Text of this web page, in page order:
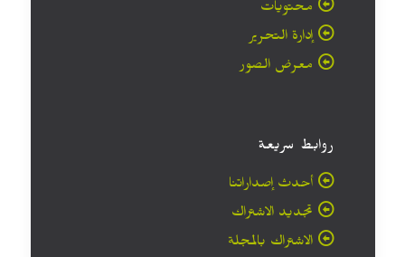
محتويات
إدارة التحرير
معرض الصور
روابط سريعة
أحدث إصداراتنا
تجديد الاشتراك
الاشتراك بالمجلة